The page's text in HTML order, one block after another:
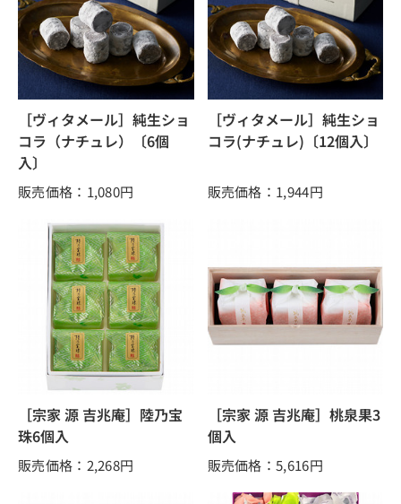
［ヴィタメール］純生ショ
コラ（ナチュレ）〔6個
入〕
販売価格：1,080円
［ヴィタメール］純生ショ
コラ(ナチュレ)〔12個入〕
販売価格：1,944円
［宗家 源 吉兆庵］陸乃宝
珠6個入
販売価格：2,268円
［宗家 源 吉兆庵］桃泉果3
個入
販売価格：5,616円